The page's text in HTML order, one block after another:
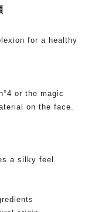
for a healthy
or the magic
on the face.
a silky feel.